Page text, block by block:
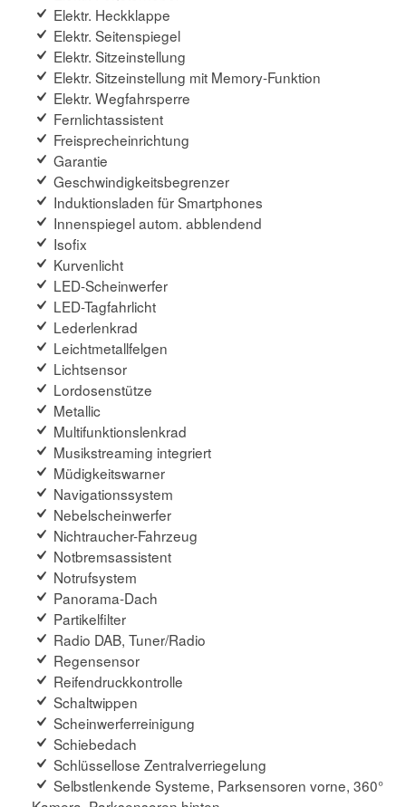
Elektr. Heckklappe
Elektr. Seitenspiegel
Elektr. Sitzeinstellung
Elektr. Sitzeinstellung mit Memory-Funktion
Elektr. Wegfahrsperre
Fernlichtassistent
Freisprecheinrichtung
Garantie
Geschwindigkeitsbegrenzer
Induktionsladen für Smartphones
Innenspiegel autom. abblendend
Isofix
Kurvenlicht
LED-Scheinwerfer
LED-Tagfahrlicht
Lederlenkrad
Leichtmetallfelgen
Lichtsensor
Lordosenstütze
Metallic
Multifunktionslenkrad
Musikstreaming integriert
Müdigkeitswarner
Navigationssystem
Nebelscheinwerfer
Nichtraucher-Fahrzeug
Notbremsassistent
Notrufsystem
Panorama-Dach
Partikelfilter
Radio DAB, Tuner/Radio
Regensensor
Reifendruckkontrolle
Schaltwippen
Scheinwerferreinigung
Schiebedach
Schlüssellose Zentralverriegelung
Selbstlenkende Systeme, Parksensoren vorne, 360°